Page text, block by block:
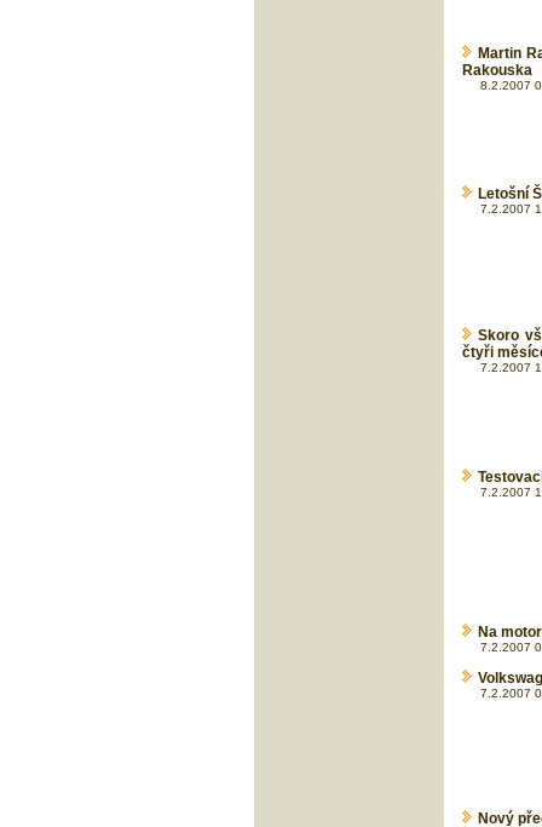
Martin
Rakouska
8.2.2007
Letošní
7.2.2007
Skoro
čtyři
7.2.2007
7.2.2007
Na
7.2.2007
7.2.2007
Nový